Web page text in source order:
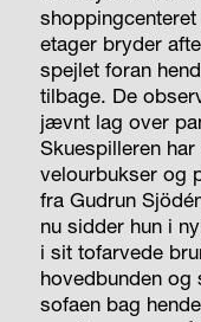
etager bryder
spejlet foran
tilbage. De
jævnt lag over
Skuespilleren
velourbukser og
fra Gudrun
nu sidder hun i
i sit tofarvede
hovedbunden og
sofaen bag